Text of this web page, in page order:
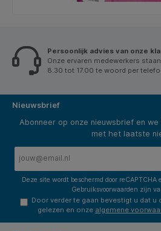
Persoonlijk advies van onze
Onze ervaren medewerkers
8.30 tot 17.00 te woord per
Nieuwsbrief
Abonneer op onze nieuwsbrief en
met het laatste
Deze site wordt beschermd door reCAPTCHA
Gebruiksvoorwaarden zijn
Door verder te gaan bevestigt u dat u
gelezen en onze algemene